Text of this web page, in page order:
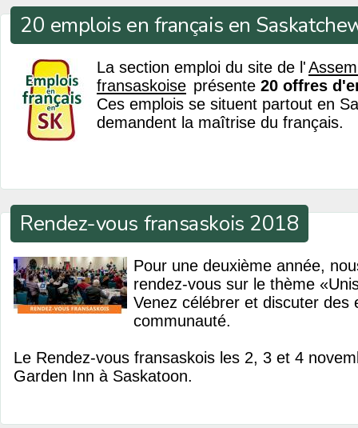
20 emplois en français en
La section emploi du site de l'
fransaskoise présente 20 offres
Ces emplois se situent partout en
demandent la maîtrise du français.
Rendez-vous fransaskois 2018
Pour une deuxième année,
rendez-vous sur le thème
Venez célébrer et discuter des
communauté.
Le Rendez-vous fransaskois les 2, 3 et 4
Garden Inn à Saskatoon.